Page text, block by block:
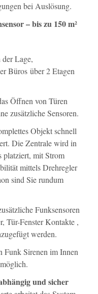
bei Auslösung.
– bis zu 150 m²
Lage,
Büros über 2 Etagen
Öffnen von Türen
zusätzliche Sensoren.
Objekt schnell
Die Zentrale wird in
platziert, mit Strom
mittels Drehregler
sind Sie rundum
Funksensoren
Tür-Fenster Kontakte ,
werden.
Funk Sirenen im Innen
und sicher